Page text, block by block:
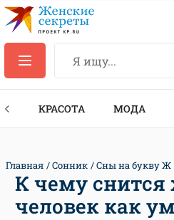
КРАСОТА МОДА
Главная Сонник Сны на букву Ж
К чему
человек как